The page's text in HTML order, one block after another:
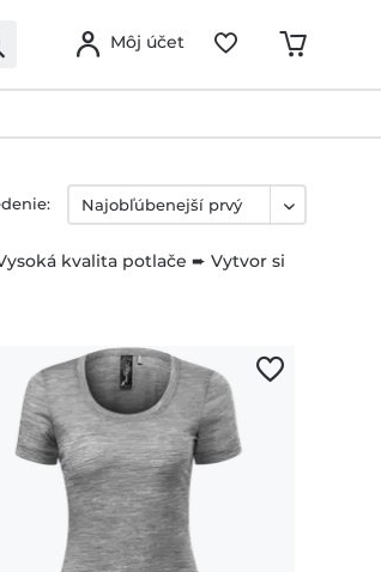
Môj účet
kvalita potlače ➨ Vytvor si